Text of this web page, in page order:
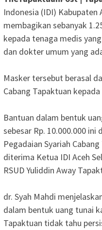
Indonesia (IDI) Kabupaten
membagikan sebanyak
kepada tenaga medis
dan dokter umum yang
Masker tersebut berasal
Cabang Tapaktuan
Bantuan dalam bentuk
sebesar Rp. 10.000.000
Pegadaian Syariah
diterima Ketua IDI Aceh
RSUD Yuliddin Away
dr. Syah Mahdi
dalam bentuk uang tunai
Tapaktuan tidak tahu